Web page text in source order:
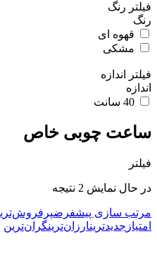
فیلتر رنگ
رنگ
قهوه ای
مشکی
فیلتر اندازه
اندازه
ساعت چوبی خاص
فیلتر
در حال نمایش 2 نتیجه
latestمرتب سازی پیشفرض
امتیاز جدیدترینارزان‌ترینگران‌ترین